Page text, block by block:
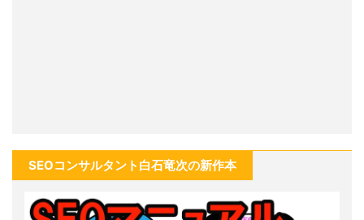
SEOコンサルタント白石竜次の新作本